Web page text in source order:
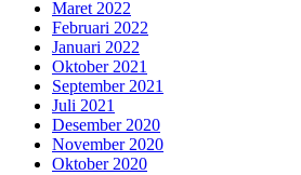
Maret 2022
Februari 2022
Januari 2022
Oktober 2021
September 2021
Juli 2021
Desember 2020
November 2020
Oktober 2020